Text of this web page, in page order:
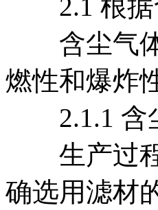
2.1 根据
含尘气体
燃性和爆炸
2.1.1 含
生产过程
确选用滤材